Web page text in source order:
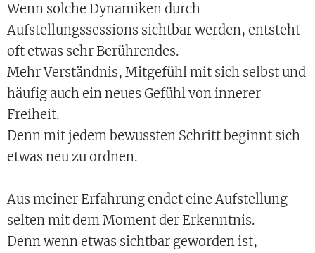
Wenn solche Dynamiken durch
Aufstellungssessions sichtbar werden, entsteht
oft etwas sehr Berührendes.
Mehr Verständnis, Mitgefühl mit sich selbst und
häufig auch ein neues Gefühl von innerer
Freiheit.
Denn mit jedem bewussten Schritt beginnt sich
etwas neu zu ordnen.
Aus meiner Erfahrung endet eine Aufstellung
selten mit dem Moment der Erkenntnis.
Denn wenn etwas sichtbar geworden ist,